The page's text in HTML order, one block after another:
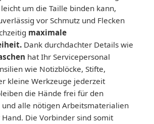
um die Taille binden kann,
vor Schmutz und Flecken
maximale
Dank durchdachter Details wie
hat Ihr Servicepersonal
wie Notizblöcke, Stifte,
kleine Werkzeuge jederzeit
die Hände frei für den
und alle nötigen Arbeitsmaterialien
Die Vorbinder sind somit